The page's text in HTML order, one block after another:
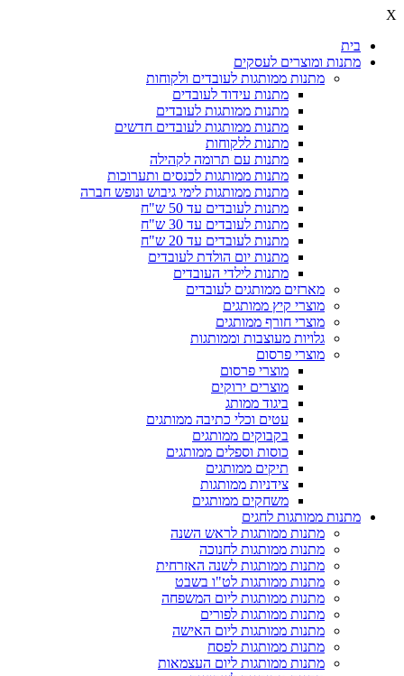
X
בית
מתנות ומוצרים לעסקים
מתנות ממותגות לעובדים ולקוחות
מתנות עידוד לעובדים
מתנות ממותגות לעובדים
מתנות ממותגות לעובדים חדשים
מתנות ללקוחות
מתנות עם תרומה לקהילה
מתנות ממותגות לכנסים ותערוכות
מתנות ממותגות לימי גיבוש ונופש חברה
מתנות לעובדים עד 50 ש"ח
מתנות לעובדים עד 30 ש"ח
מתנות לעובדים עד 20 ש"ח
מתנות יום הולדת לעובדים
מתנות לילדי העובדים
מארזים ממותגים לעובדים
מוצרי קיץ ממותגים
מוצרי חורף ממותגים
גלויות מעוצבות וממותגות
מוצרי פרסום
מוצרי פרסום
מוצרים ירוקים
ביגוד ממותג
עטים וכלי כתיבה ממותגים
בקבוקים ממותגים
כוסות וספלים ממותגים
תיקים ממותגים
צידניות ממותגות
משחקים ממותגים
מתנות ממותגות לחגים
מתנות ממותגות לראש השנה
מתנות ממותגות לחנוכה
מתנות ממותגות לשנה האזרחית
מתנות ממותגות לט"ו בשבט
מתנות ממותגות ליום המשפחה
מתנות ממותגות לפורים
מתנות ממותגות ליום האישה
מתנות ממותגות לפסח
מתנות ממותגות ליום העצמאות